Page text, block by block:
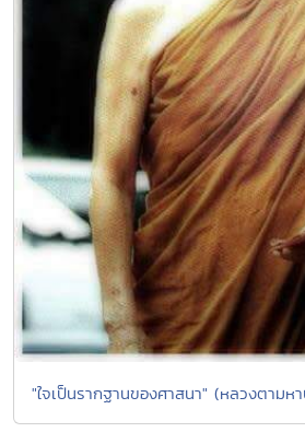
"ใจเป็นรากฐานของศาสนา" (หลวงตาม